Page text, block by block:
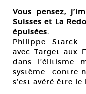
Vous pensez,
Suisses et La
épuisées.
Philippe Starck.
avec Target aux
dans l’élitisme
système
s’est avéré être le